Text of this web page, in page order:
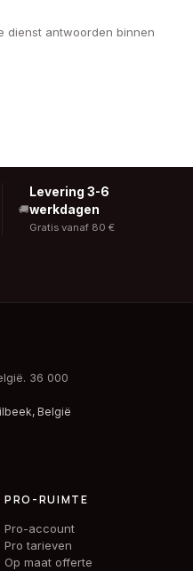
dienst antwoorden binnen
🚚
Levering 3-6
werkdagen
Gratis vanaf 80 €
36 000
België
PRO-RUIMTE
Pro-account
Pro tarieven
Op maat offerte